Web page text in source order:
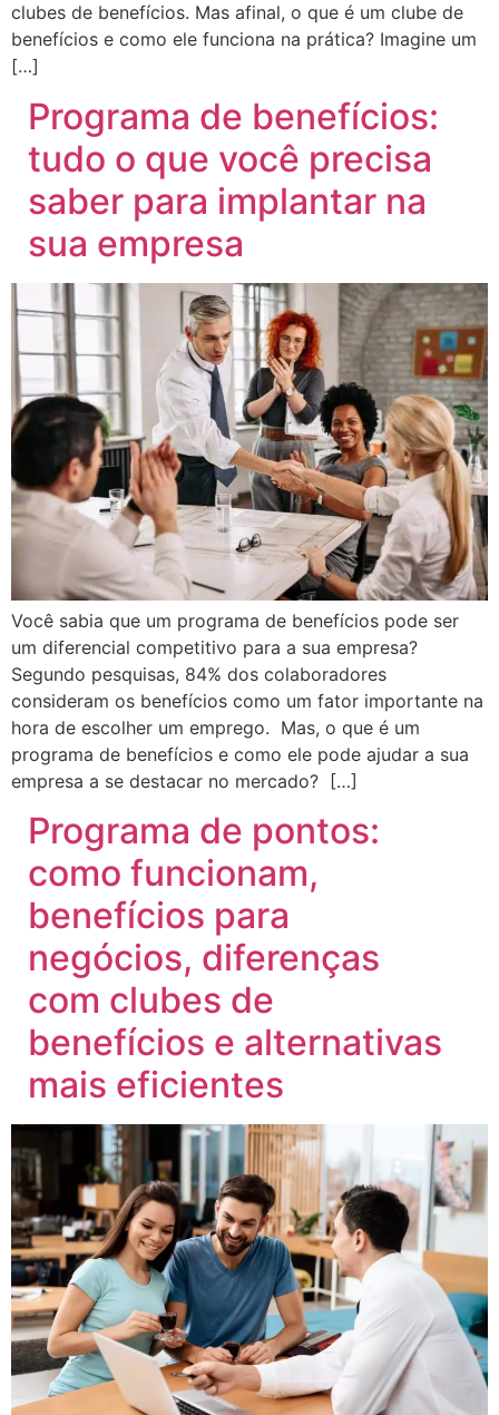
clubes de benefícios. Mas afinal, o que é um clube de
benefícios e como ele funciona na prática? Imagine um
[…]
Programa de benefícios:
tudo o que você precisa
saber para implantar na
sua empresa
Você sabia que um programa de benefícios pode ser
um diferencial competitivo para a sua empresa?
Segundo pesquisas, 84% dos colaboradores
consideram os benefícios como um fator importante na
hora de escolher um emprego. Mas, o que é um
programa de benefícios e como ele pode ajudar a sua
empresa a se destacar no mercado? […]
Programa de pontos:
como funcionam,
benefícios para
negócios, diferenças
com clubes de
benefícios e alternativas
mais eficientes